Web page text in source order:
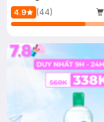
Mới)
4.9 (44)